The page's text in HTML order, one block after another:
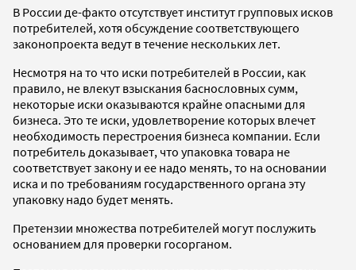
В России де-факто отсутствует институт групповых исков
потребителей, хотя обсуждение соответствующего
законопроекта ведут в течение нескольких лет.
Несмотря на то что иски потребителей в России, как
правило, не влекут взыскания баснословных сумм,
некоторые иски оказываются крайне опасными для
бизнеса. Это те иски, удовлетворение которых влечет
необходимость перестроения бизнеса компании. Если
потребитель доказывает, что упаковка товара не
соответствует закону и ее надо менять, то на основании
иска и по требованиям государственного органа эту
упаковку надо будет менять.
Претензии множества потребителей могут послужить
основанием для проверки госорганом.